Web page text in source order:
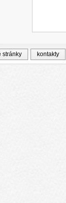
stránky kontakty